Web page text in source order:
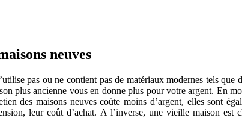
neuves
pas ou ne contient pas de matériaux modernes tels
plus ancienne vous en donne plus pour votre argent. En
des maisons neuves coûte moins d’argent, elles sont
leur coût d’achat. A l’inverse, une vieille maison